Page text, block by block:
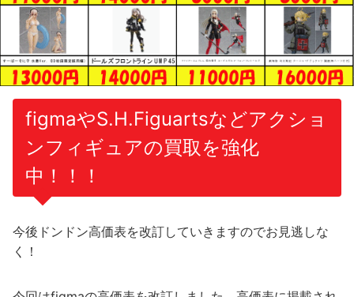
figmaやS.H.Figuartsなどアクショ
ンフィギュアの買取を強化
中！！！
今後ドンドン高価表を改訂していきますのでお見逃しな
く！